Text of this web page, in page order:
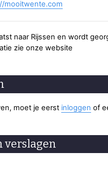
mooitwente.com
naar Rijssen en wordt
zie onze website
moet je eerst inloggen of
verslagen